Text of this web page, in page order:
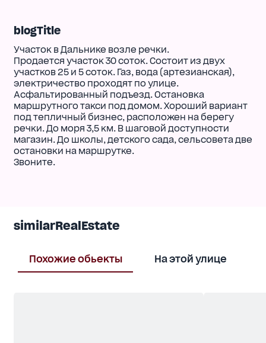
blogTitle
Участок в Дальнике возле речки.
Продается участок 30 соток. Состоит из двух
участков 25 и 5 соток. Газ, вода (артезианская),
электричество проходят по улице.
Асфальтированный подъезд. Остановка
маршрутного такси под домом. Хороший вариант
под тепличный бизнес, расположен на берегу
речки. До моря 3,5 км. В шаговой доступности
магазин. До школы, детского сада, сельсовета две
остановки на маршрутке.
Звоните.
similarRealEstate
Похожие обьекты На этой улице